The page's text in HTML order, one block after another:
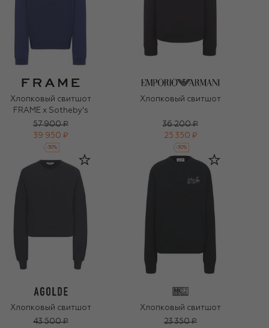
Хлопковый свитшот
FRAME x Sotheby's
57 900 ₽
39 950 ₽
-30%
Хлопковый свитшот
36 200 ₽
25 350 ₽
-30%
Хлопковый свитшот
43 500 ₽
Хлопковый свитшот
23 350 ₽